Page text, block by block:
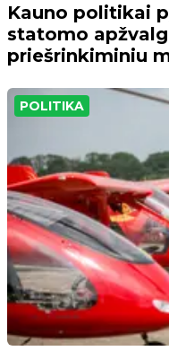
Kauno politikai
statomo
priešrinkiminiu
POLITIKA